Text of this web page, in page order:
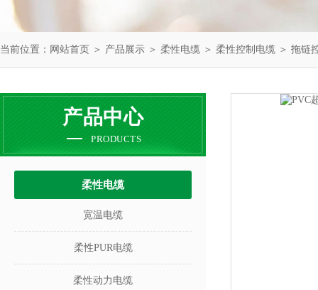
当前位置： 网站首页 ＞ 产品展示 ＞ 柔性电缆 ＞ 柔性控制电缆 ＞ 拖链
产品中心
PRODUCTS
柔性电缆
宽温电缆
柔性PUR电缆
柔性动力电缆